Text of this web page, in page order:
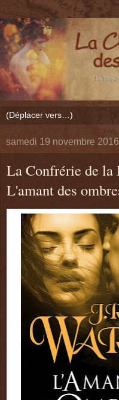
samedi 19 novembre 2016
La Confrérie de la
L'amant des